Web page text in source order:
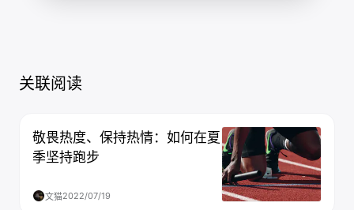
关联阅读
敬畏热度、保持热情：如何在夏
季坚持跑步
文猫2022/07/19